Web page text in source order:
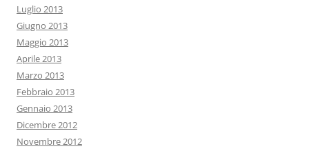
Luglio 2013
Giugno 2013
Maggio 2013
Aprile 2013
Marzo 2013
Febbraio 2013
Gennaio 2013
Dicembre 2012
Novembre 2012